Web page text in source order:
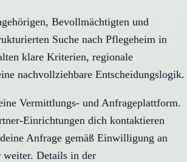
Bevollmächtigten und
Suche nach Pflegeheim in
klare Kriterien, regionale
nachvollziehbare Entscheidungslogik.
Vermittlungs- und Anfrageplattform.
Einrichtungen dich kontaktieren
Anfrage gemäß Einwilligung an
weiter. Details in der